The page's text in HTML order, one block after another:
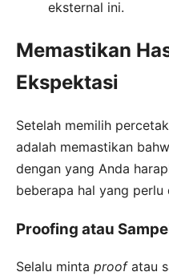
eksternal ini.
Memastikan
Ekspektasi
Setelah memilih
adalah memastikan
dengan yang Anda
beberapa hal yang perlu
Proofing atau
Selalu minta proofatau